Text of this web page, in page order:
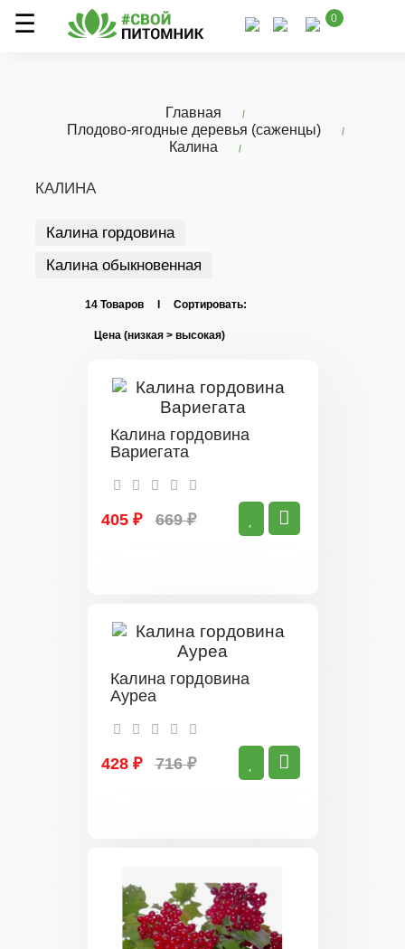
0
Главная
Плодово-ягодные деревья (саженцы)
Калина
КАЛИНА
Калина гордовина
Калина обыкновенная
14 Товаров I Сортировать:
Калина гордовина
Вариегата
405 ₽ 669 ₽
Калина гордовина
Ауреа
428 ₽ 716 ₽